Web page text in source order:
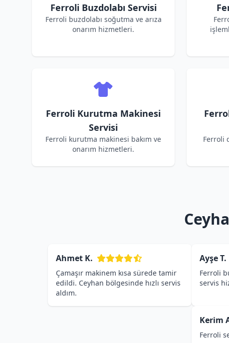
Ferroli Buzdolabı Servisi
Ferroli buzdolabı soğutma ve arıza
onarım hizmetleri.
Ferroli Kurutma Makinesi
Servisi
Ferroli kurutma makinesi bakım ve
onarım hizmetleri.
Ferroli
Ahmet K.
Çamaşır makinem kısa sürede tamir
edildi. Ceyhan bölgesinde hızlı servis
aldım.
Ayşe T.
Ferroli
servis
Kerim
Ferroli